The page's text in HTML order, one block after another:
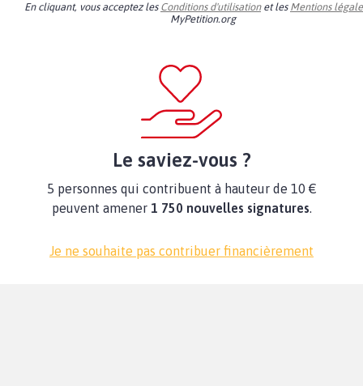
En cliquant, vous acceptez les Conditions d'utilisationet les Mentions
MyPetition.org
Le saviez-vous ?
5 personnes qui contribuent à hauteur de 10 €
peuvent amener 1 750 nouvelles signatures.
Je ne souhaite pas contribuer financièrement